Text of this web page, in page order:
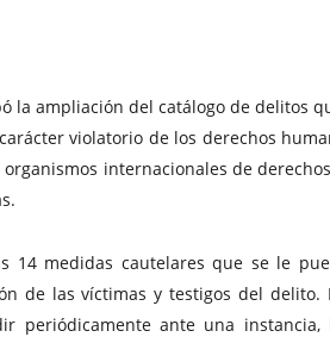
la ampliación del catálogo de delitos
violatorio de los derechos
internacionales de
14 medidas cautelares que se le
de las víctimas y testigos del
periódicamente ante una